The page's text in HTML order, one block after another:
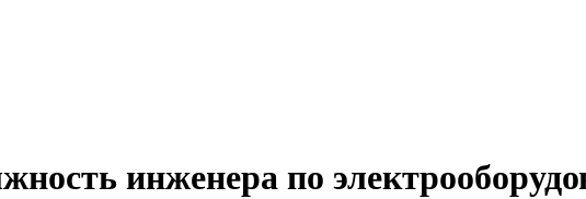
инженера по